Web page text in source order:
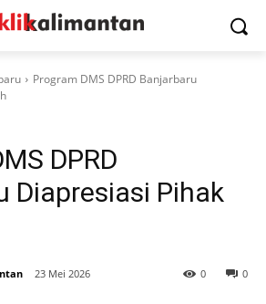
Program DMS DPRD Banjarbaru
DPRD
Diapresiasi Pihak
23 Mei 2026 0
0